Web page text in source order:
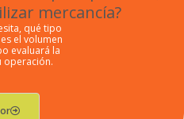
mercancía?
qué tipo
el volumen
evaluará la
operación.